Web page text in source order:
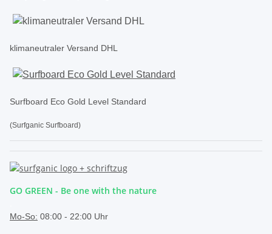
klimaneutraler Versand DHL
Surfboard Eco Gold Level Standard
(Surfganic Surfboard)
GO GREEN - Be one with the nature
Mo-So: 08:00 - 22:00 Uhr